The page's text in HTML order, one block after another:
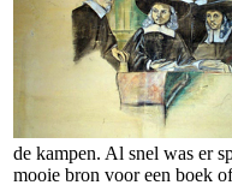
de kampen. Al snel was er
mooie bron voor een boek